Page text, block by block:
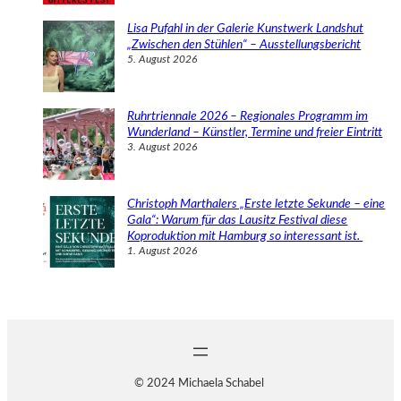
Lisa Pufahl in der Galerie Kunstwerk Landshut
„Zwischen den Stühlen“ – Ausstellungsbericht
5. August 2026
Ruhrtriennale 2026 – Regionales Programm im
Wunderland – Künstler, Termine und freier Eintritt
3. August 2026
Christoph Marthalers „Erste letzte Sekunde – eine
Gala“: Warum für das Lausitz Festival diese
Koproduktion mit Hamburg so interessant ist.
1. August 2026
© 2024 Michaela Schabel